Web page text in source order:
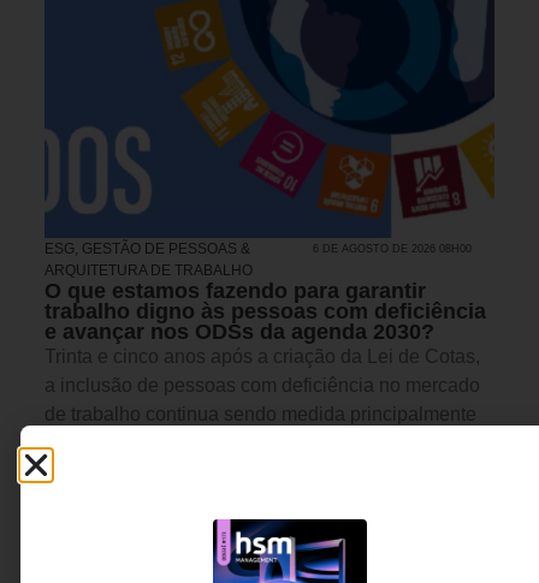
ESG, GESTÃO DE PESSOAS &
ARQUITETURA DE TRABALHO
6 DE AGOSTO DE 2026 08H00
O que estamos fazendo para garantir
trabalho digno às pessoas com deficiência
e avançar nos ODSs da agenda 2030?
Trinta e cinco anos após a criação da Lei de Cotas,
a inclusão de pessoas com deficiência no mercado
de trabalho continua sendo medida principalmente
pelo número de contratações. O desafio agora é
outro: garantir experiências de trabalho dignas,
pertencimento e crescimento profissional.
Carolina Ignarra - CEO da
5 MINUTOS MIN DE LEITURA